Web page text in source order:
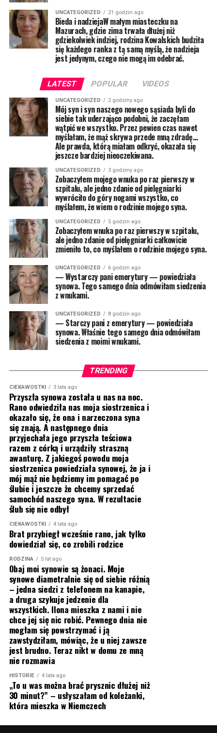
UNCATEGORIZED 21 godzin ago
Bieda i nadziejaW małym miasteczku na
Mazurach, gdzie zima trwała dłużej niż
gdziekolwiek indziej, rodzina Kowalskich budziła
się każdego ranka z tą samą myślą, że nadzieja
jest jedynym, czego nie mogą im odebrać.
LATEST POPULAR VIDEOS
UNCATEGORIZED 2 godziny ago
Mój syn i syn naszego nowego sąsiada byli do
siebie tak uderzająco podobni, że zaczęłam
wątpić we wszystko. Przez pewien czas nawet
myślałam, że mąż skrywa przede mną zdradę…
Ale prawda, którą miałam odkryć, okazała się
jeszcze bardziej nieoczekiwana.
UNCATEGORIZED 3 godziny ago
Zobaczyłem mojego wnuka po raz pierwszy w
szpitalu, ale jedno zdanie od pielęgniarki
wywróciło do góry nogami wszystko, co
myślałem, że wiem o rodzinie mojego syna.
UNCATEGORIZED 5 godzin ago
Zobaczyłem wnuka po raz pierwszy w szpitalu,
ale jedno zdanie od pielęgniarki całkowicie
zmieniło to, co myślałem o rodzinie mojego syna.
UNCATEGORIZED 6 godzin ago
— Wystarczy pani emerytury — powiedziała
synowa. Tego samego dnia odmówiłam siedzenia
z wnukami.
UNCATEGORIZED 8 godzin ago
— Starczy pani z emerytury — powiedziała
synowa. Właśnie tego samego dnia odmówiłam
siedzenia z moimi wnukami.
TRENDING
CIEKAWOSTKI 3 lata ago
Przyszła synowa została u nas na noc.
Rano odwiedziła nas moja siostrzenica i
okazało się, że ona i narzeczona syna
się znają. A następnego dnia
przyjechała jego przyszła teściowa
razem z córką i urządziły straszną
awanturę. Z jakiegoś powodu moja
siostrzenica powiedziała synowej, że ja i
mój mąż nie będziemy im pomagać po
ślubie i jeszcze że chcemy sprzedać
samochód naszego syna. W rezultacie
ślub się nie odbył
CIEKAWOSTKI 4 lata ago
Brat przybiegł wcześnie rano, jak tylko
dowiedział się, co zrobili rodzice
RODZINA 5 lat ago
Obaj moi synowie są żonaci. Moje
synowe diametralnie się od siebie różnią
– jedna siedzi z telefonem na kanapie,
a druga szykuje jedzenie dla
wszystkich. Ilona mieszka z nami i nie
chce jej się nic robić. Pewnego dnia nie
mogłam się powstrzymać i ją
zawstydziłam, mówiąc, że u niej zawsze
jest brudno. Teraz nikt w domu ze mną
nie rozmawia
HISTORIE 4 lata ago
„To u was można brać prysznic dłużej niż
30 minut?” – usłyszałam od koleżanki,
która mieszka w Niemczech